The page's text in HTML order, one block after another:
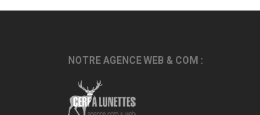
NOTRE AGENCE WEB & COM :